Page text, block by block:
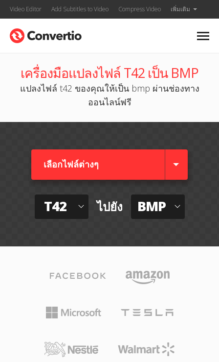
Video Editor Add Subtitles to Video Compress Video เพิ่มเติม
เครื่องมือแปลงไฟล์ T42 เป็น BMP
แปลงไฟล์ t42 ของคุณให้เป็น bmp ผ่านช่องทาง
ออนไลน์ฟรี
เลือกไฟล์ต่างๆ​
T42 ไปยัง BMP